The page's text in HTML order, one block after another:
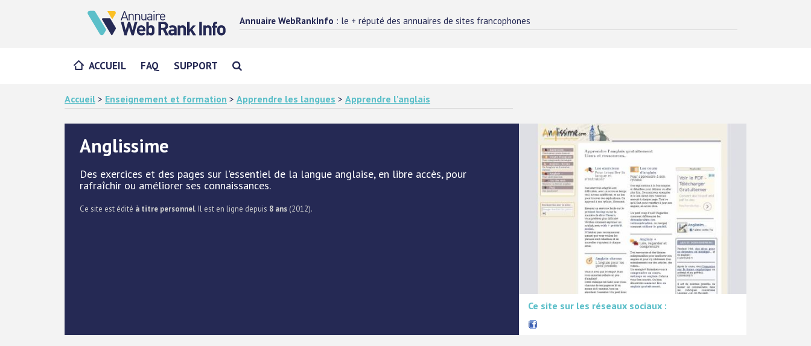
Annuaire WebRankInfo : le + réputé des annuaires de sites francophones
ACCUEIL FAQ SUPPORT
Accueil > Enseignement et formation > Apprendre les langues > Apprendre l'anglais
Anglissime
Des exercices et des pages sur l'essentiel de la langue anglaise, en libre accès, pour
rafraîchir ou améliorer ses connaissances.
Ce site est édité à titre personnel. Il est en ligne depuis 8 ans (2012).
Ce site sur les réseaux sociaux :